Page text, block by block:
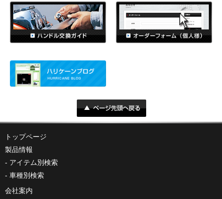
トップページ
製品情報
アイテム別検索
車種別検索
会社案内